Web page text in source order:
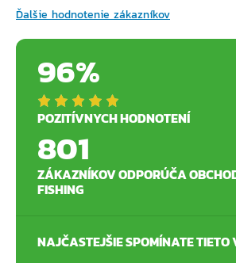
Ďalšie hodnotenie zákazníkov
96%
POZITÍVNYCH HODNOTENÍ
801
ZÁKAZNÍKOV ODPORÚČA
FISHING
NAJČASTEJŠIE SPOMÍNATE TIETO